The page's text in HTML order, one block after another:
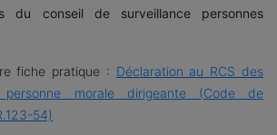
du conseil de surveillance personnes
fiche pratique : Déclaration au RCS des
personne morale dirigeante (Code de
54)